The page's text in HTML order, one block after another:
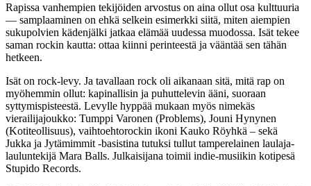
Rapissa vanhempien tekijöiden arvostus on aina ollut osa kulttuuria
— samplaaminen on ehkä selkein esimerkki siitä, miten aiempien
sukupolvien kädenjälki jatkaa elämää uudessa muodossa. Isät tekee
saman rockin kautta: ottaa kiinni perinteestä ja vääntää sen tähän
hetkeen.
Isät on rock-levy. Ja tavallaan rock oli aikanaan sitä, mitä rap on
myöhemmin ollut: kapinallisin ja puhuttelevin ääni, suoraan
syttymispisteestä. Levylle hyppää mukaan myös nimekäs
vierailijajoukko: Tumppi Varonen (Problems), Jouni Hynynen
(Kotiteollisuus), vaihtoehtorockin ikoni Kauko Röyhkä – sekä
Jukka ja Jytämimmit -basistina tutuksi tullut tamperelainen laulaja-
lauluntekijä Mara Balls. Julkaisijana toimii indie-musiikin kotipesä
Stupido Records.